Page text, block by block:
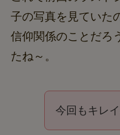
子の写真を見ていた
信仰関係のことだろ
たね～。
今回もキレ